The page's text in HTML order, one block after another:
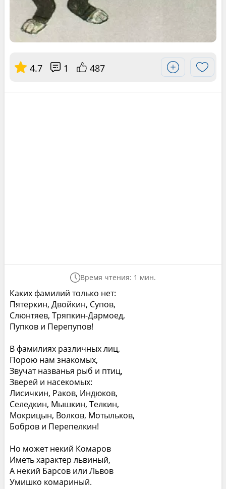
4.7 1 487
Время чтения: 1 мин.
Каких фамилий только нет:
Пятеркин, Двойкин, Супов,
Слюнтяев, Тряпкин-Дармоед,
Пупков и Перепупов!
В фамилиях различных лиц,
Порою нам знакомых,
Звучат названья рыб и птиц,
Зверей и насекомых:
Лисичкин, Раков, Индюков,
Селедкин, Мышкин, Телкин,
Мокрицын, Волков, Мотыльков,
Бобров и Перепелкин!
Но может некий Комаров
Иметь характер львиный,
А некий Барсов или Львов
Умишко комариный.